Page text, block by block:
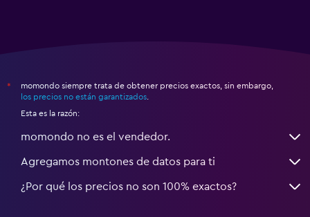
*
momondo siempre trata de obtener precios exactos, sin embargo,
los precios no están garantizados
Esta es la razón:
momondo no es el vendedor.
Agregamos montones de datos para ti
¿Por qué los precios no son 100% exactos?